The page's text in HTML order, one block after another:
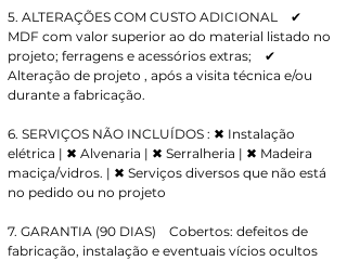
5. ALTERAÇÕES COM CUSTO ADICIONAL    ✔
MDF com valor superior ao do material listado no
projeto; ferragens e acessórios extras;    ✔
Alteração de projeto , após a visita técnica e/ou
durante a fabricação.
6. SERVIÇOS NÃO INCLUÍDOS : ✖ Instalação
elétrica | ✖ Alvenaria | ✖ Serralheria | ✖ Madeira
maciça/vidros. | ✖ Serviços diversos que não está
no pedido ou no projeto
7. GARANTIA (90 DIAS)    Cobertos: defeitos de
fabricação, instalação e eventuais vícios ocultos